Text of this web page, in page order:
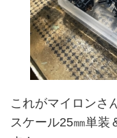
これがマイロンさ
スケール25㎜単装